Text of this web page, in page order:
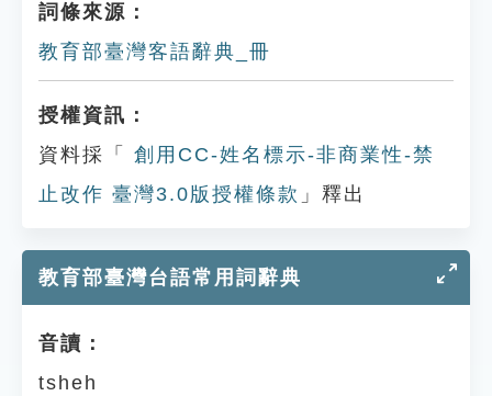
詞條來源：
教育部臺灣客語辭典_冊
授權資訊：
資料採「
創用CC-姓名標示-非商業性-禁
止改作 臺灣3.0版授權條款 」釋出
教育部臺灣台語常用詞辭典
音讀：
tsheh